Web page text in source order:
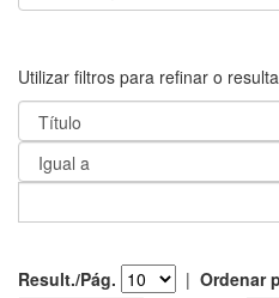
Utilizar filtros para refinar o
Result./Pág. | Ordenar